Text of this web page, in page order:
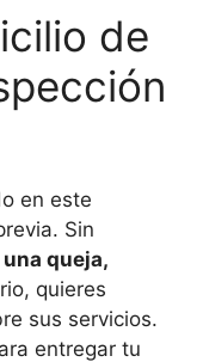
de
en este
Sin
queja,
quieres
sus servicios.
entregar tu